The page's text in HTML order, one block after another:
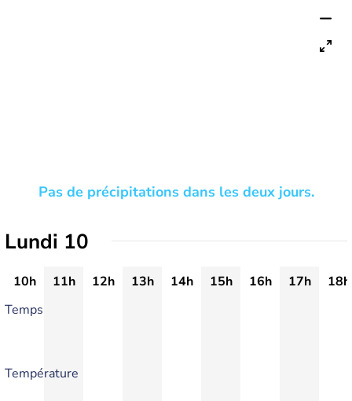
Pas de précipitations dans les deux jours.
Lundi 10
10h 11h 12h 13h 14h 15h 16h 17h
18h
Temps
Température